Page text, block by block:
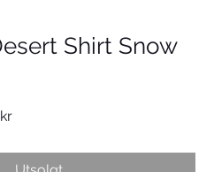
Shirt Snow
Salgspris